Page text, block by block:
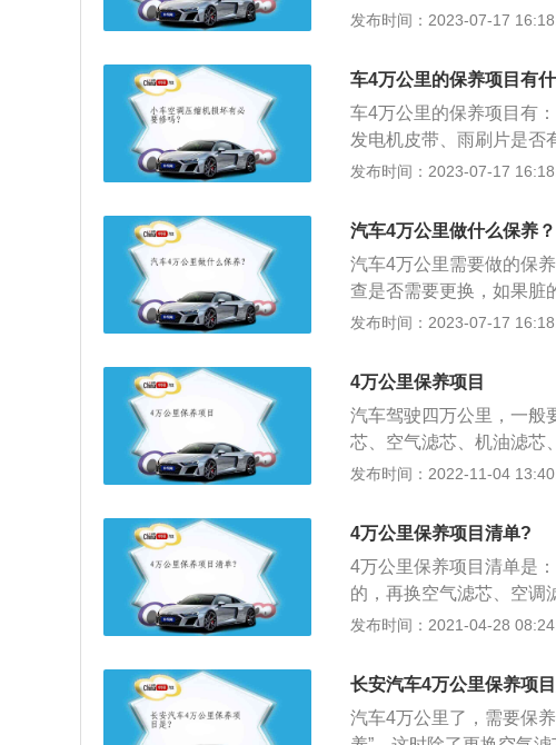
5、检测发动机、底盘、
些零件的预防性工作。汽
发布时间：2023-07-17
车4万公里的保养项目有
车4万公里的保养项目有
发电机皮带、雨刷片是否
气压是否正常，轮胎有无
作。保养的作用有：1、
低其零件和轮胎的消耗
险；5、可以减少噪音和
发布时间：2023-07-17
汽车4万公里做什么保养？
汽车4万公里需要做的保
查是否需要更换，如果脏
必须及时更换；3、燃油
瓶：绝大多数车型，车辆
检查刹车片和轮胎：正
及时更换。
发布时间：2023-07-17
4万公里保养项目
汽车驾驶四万公里，一般
芯、空气滤芯、机油滤芯
依照汽车的应用状况以及
开车的朋友都知道汽车驾
数，会对汽车做一些基
养。小保养的时间关键在
5000公里或半年）。不同
期限也各有不同，以厂商
查：1、检查防冻液的液
喇叭灯光系统；3、检查
大保养涵盖所有小保养的
发布时间：2022-11-04
4万公里保养项目清单?
4万公里保养项目清单是
的，再换空气滤芯、空调
车做一次全面的检查，该
保养最要经常检查的部位
发布时间：2021-04-28
长安汽车4万公里保养项
汽车4万公里了，需要保